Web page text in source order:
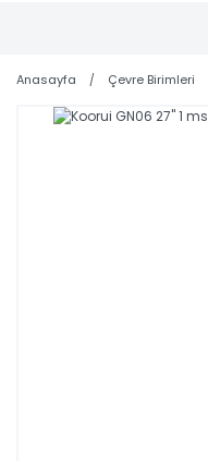
TOPTAN FİYAT ALMAK
SİPARİŞLERİNİZİ
Anasayfa Çevre Birimleri